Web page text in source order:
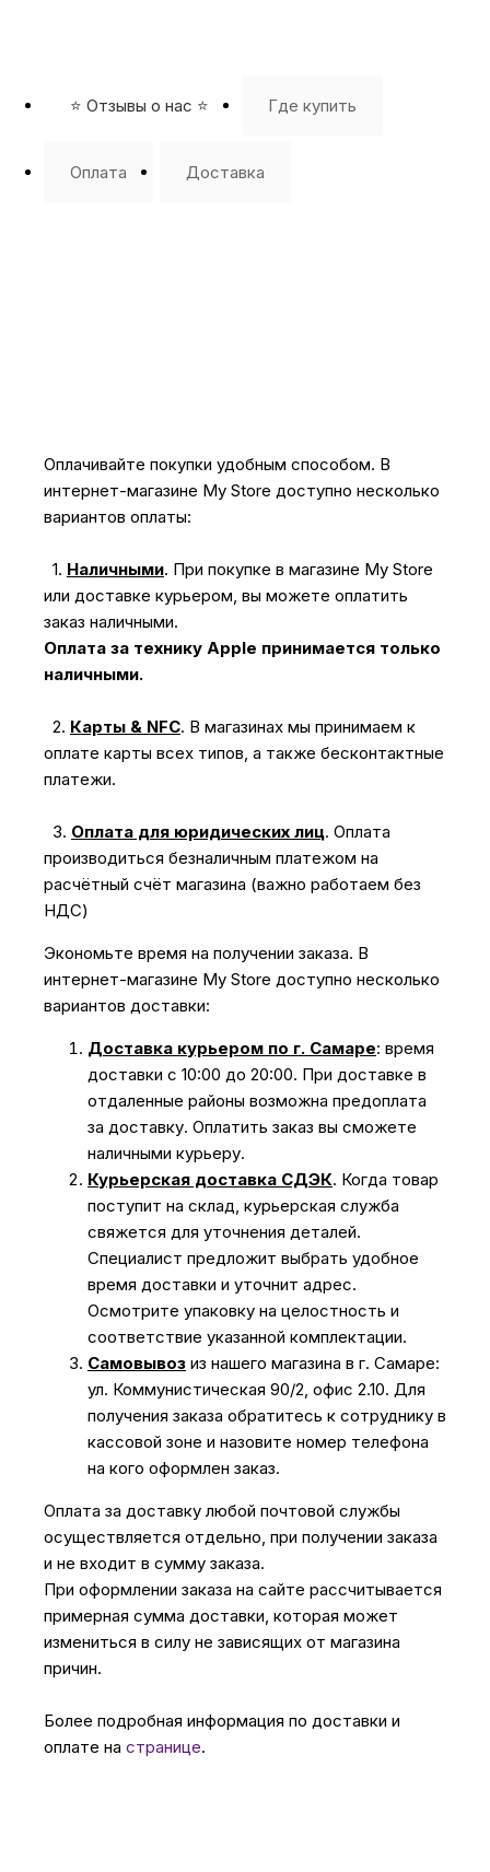
⭐️ Отзывы о нас ⭐️ Где купить
Оплата Доставка
Оплачивайте покупки удобным способом. В
интернет-магазине My Store доступно несколько
вариантов оплаты:
1. Наличными. При покупке в магазине My Store
или доставке курьером, вы можете оплатить
заказ наличными.
Оплата за технику Apple принимается только
наличными.
2. Карты & NFC. В магазинах мы принимаем к
оплате карты всех типов, а также бесконтактные
платежи.
3. Оплата для юридических лиц. Оплата
производиться безналичным платежом на
расчётный счёт магазина (важно работаем без
НДС)
Экономьте время на получении заказа. В
интернет-магазине My Store доступно несколько
вариантов доставки:
Доставка курьером по г. Самаре: время
доставки с 10:00 до 20:00. При доставке в
отдаленные районы возможна предоплата
за доставку. Оплатить заказ вы сможете
наличными курьеру.
Курьерская доставка СДЭК. Когда товар
поступит на склад, курьерская служба
свяжется для уточнения деталей.
Специалист предложит выбрать удобное
время доставки и уточнит адрес.
Осмотрите упаковку на целостность и
соответствие указанной комплектации.
Самовывоз из нашего магазина в г. Самаре:
ул. Коммунистическая 90/2, офис 2.10. Для
получения заказа обратитесь к сотруднику в
кассовой зоне и назовите номер телефона
на кого оформлен заказ.
Оплата за доставку любой почтовой службы
осуществляется отдельно, при получении заказа
и не входит в сумму заказа.
При оформлении заказа на сайте рассчитывается
примерная сумма доставки, которая может
измениться в силу не зависящих от магазина
причин.
Более подробная информация по доставки и
оплате на странице.